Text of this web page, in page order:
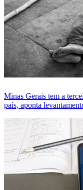
Minas Gerais tem a
país, aponta